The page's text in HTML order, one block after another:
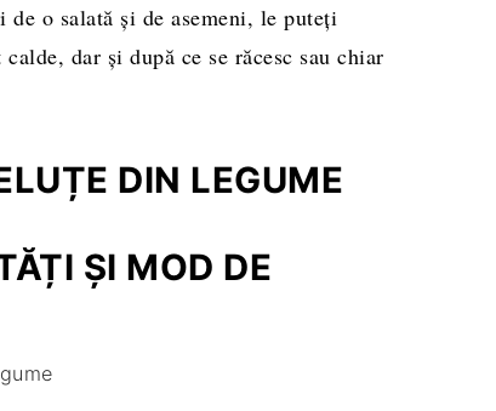
o salată şi de asemeni, le puteţi
dar şi după ce se răcesc sau chiar
DIN LEGUME
ȘI MOD DE